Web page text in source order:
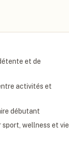
et de
activités et
débutant
sport, wellness et vie